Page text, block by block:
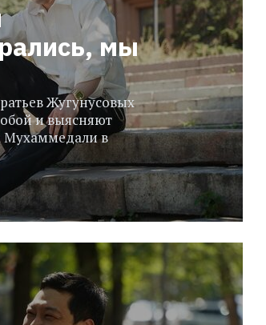
мы
Жугунусовых
и выясняют
Мухаммедали в